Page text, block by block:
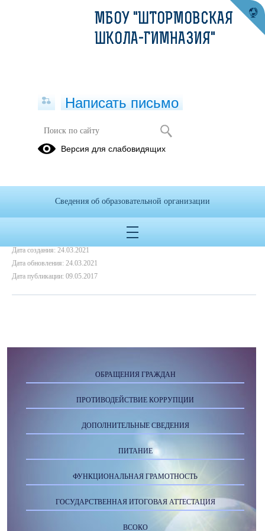
Митинг ко Дню Победы
Дата создания: 24.03.2021
Дата обновления: 24.03.2021
Дата публикации: 09.05.2017
ОБРАЩЕНИЯ ГРАЖДАН
ПРОТИВОДЕЙСТВИЕ КОРРУПЦИИ
ДОПОЛНИТЕЛЬНЫЕ СВЕДЕНИЯ
ПИТАНИЕ
ФУНКЦИОНАЛЬНАЯ ГРАМОТНОСТЬ
ГОСУДАРСТВЕННАЯ ИТОГОВАЯ АТТЕСТАЦИЯ
ВСОКО
МБОУ "ШТОРМОВСКАЯ
ШКОЛА-ГИМНАЗИЯ"
Написать письмо
Версия для слабовидящих
Сведения об образовательной организации